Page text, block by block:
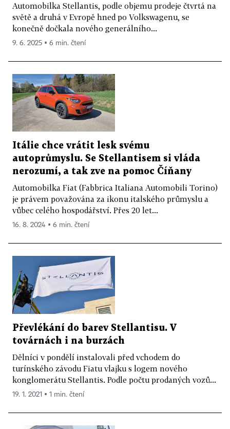
Automobilka Stellantis, podle objemu prodeje čtvrtá na
světě a druhá v Evropě hned po Volkswagenu, se
konečně dočkala nového generálního...
9. 6. 2025 ▪ 6 min. čtení
Itálie chce vrátit lesk svému
autoprůmyslu. Se Stellantisem si vláda
nerozumí, a tak zve na pomoc Číňany
Automobilka Fiat (Fabbrica Italiana Automobili Torino)
je právem považována za ikonu italského průmyslu a
vůbec celého hospodářství. Přes 20 let...
16. 8. 2024 ▪ 6 min. čtení
Převlékání do barev Stellantisu. V
továrnách i na burzách
Dělníci v pondělí instalovali před vchodem do
turínského závodu Fiatu vlajku s logem nového
konglomerátu Stellantis. Podle počtu prodaných vozů...
19. 1. 2021 ▪ 1 min. čtení